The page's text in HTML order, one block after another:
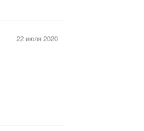
22 июля 2020